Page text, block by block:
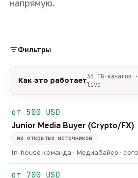
напрямую.
Фильтры
удалённо 539
ГРЕЙД
junior47 middle248
head21
Как это работает35 TG-каналов
live
ArbiHunter, Партнёркин и ATS-
(Greenhouse, Himalayas и другие).
Разбор:нейронка разбирает
минут — роль, вертикаль, формат,
Скам-фильтр:без предоплат и
обещаний гарантированного
от 500 USD
Junior Media Buyer (Crypto/FX)
из открытых источников
In-house команда · Медиабайер ·
от 700 USD